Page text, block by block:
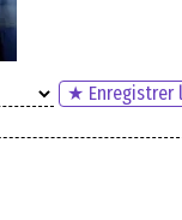
★ Enregistrer